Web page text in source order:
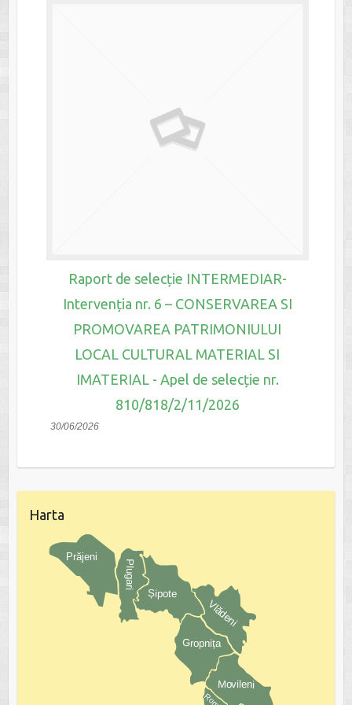
Raport de selecție INTERMEDIAR-
Intervenția nr. 6 – CONSERVAREA SI
PROMOVAREA PATRIMONIULUI
LOCAL CULTURAL MATERIAL SI
IMATERIAL - Apel de selecție nr.
810/818/2/11/2026
30/06/2026
Harta